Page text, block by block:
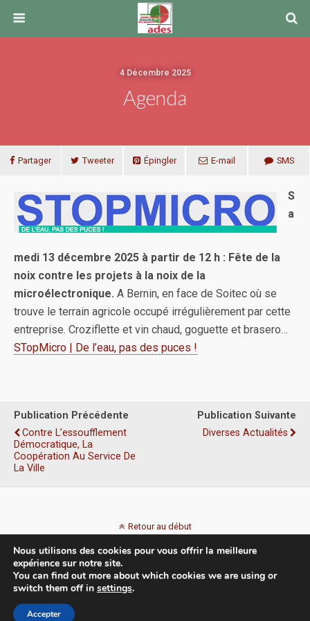
4 Décembre 2025
Agenda
Partager Tweeter Épingler E-mail SMS
S
a
medi 13 décembre 2025 à partir de 12 h : Fête de la
noix contre les projets à la noix de la
microélectronique. A Bernin, en face de Soitec où se
trouve le terrain agricole occupé irrégulièrement par cette
entreprise. Croziflette et vin chaud, goguette et brasero…
STopMicro | De l’eau, pas des puces !
Publication Précédente
Contre L’essoufflement
Démocratique, La
Coopération Au Service De
La Ville
Publication Suivante
Diverses Actualités
Retour au début
Mobile
Nous utilisons des cookies pour vous offrir la meilleure
expérience sur notre site.
You can find out more about which cookies we are using or
switch them off in settings.
Accepter